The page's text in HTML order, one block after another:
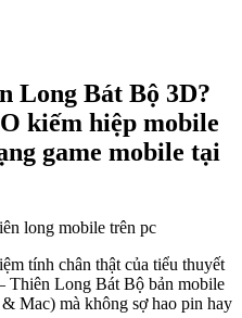
Long Bát Bộ 3D?
kiếm hiệp mobile
game mobile tại
long mobile trên pc
tính chân thật của tiểu thuyết
Thiên Long Bát Bộ bản mobile
Mac) mà không sợ hao pin hay